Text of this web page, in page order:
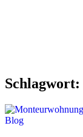
Schlagwort:
Blog